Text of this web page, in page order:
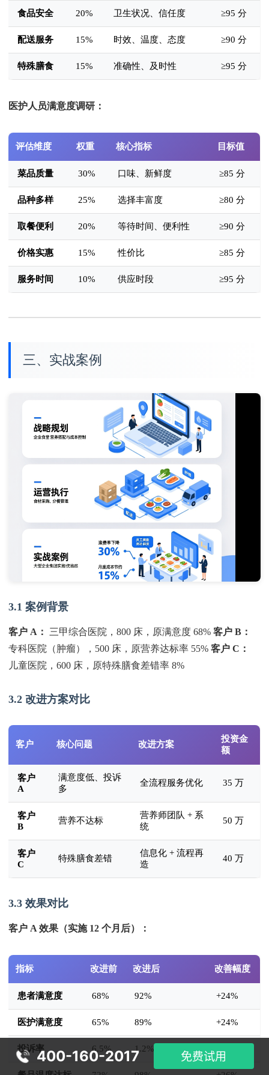
食品安全 20% 卫生状况、信任度 ≥95 分
配送服务 15% 时效、温度、态度 ≥90 分
特殊膳食 15% 准确性、及时性 ≥95 分
医护人员满意度调研：
评估维度 权重 核心指标 目标值
菜品质量 30% 口味、新鲜度 ≥85 分
品种多样 25% 选择丰富度 ≥80 分
取餐便利 20% 等待时间、便利性 ≥90 分
价格实惠 15% 性价比 ≥85 分
服务时间 10% 供应时段 ≥95 分
三、实战案例
3.1 案例背景
客户 A： 三甲综合医院，800 床，原满意度 68%客户 B：
专科医院（肿瘤），500 床，原营养达标率 55%客户 C：
儿童医院，600 床，原特殊膳食差错率 8%
3.2 改进方案对比
客户 核心问题 改进方案
投资金
额
客户
A
满意度低、投诉
多
全流程服务优化 35 万
客户
B
营养不达标
营养师团队 + 系
统
50 万
客户
C
特殊膳食差错
信息化 + 流程再
造
40 万
3.3 效果对比
客户 A 效果（实施 12 个月后）：
指标 改进前 改进后 改善幅度
患者满意度 68% 92% +24%
医护满意度 65% 89% +24%
投诉率 6.5% 1.2%
400-160-2017 免费试用